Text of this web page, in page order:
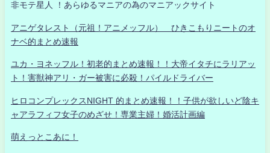
非モテ星人 ！あらゆるマニアの為のマニアックサイト
アニゲタレスト（元祖！アニメッフル） ひきこもりニートのオ
ナベ的まとめ速報
ユカ・ヨネッフル！初老的まとめ速報！！大帝イタチにラリアッ
ト！害獣神アリ・ガー被害に必殺！パイルドライバー
ヒロコンプレックスNIGHT 的まとめ速報！！子供が欲しいど陰キ
ャアラフィフ女子のめざせ！専業主婦！婚活計画編
萌えっとこあに！